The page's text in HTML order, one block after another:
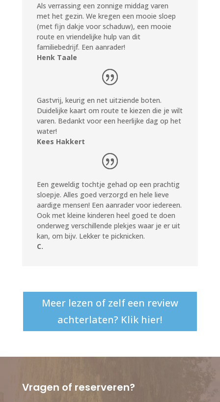
Als verrassing een zonnige middag varen
met het gezin. We kregen een mooie sloep
(met fijn dakje voor schaduw), een mooie
route en vriendelijke hulp van dit
familiebedrijf. Een aanrader!
Henk Taale
Gastvrij, keurig en net uitziende boten.
Duidelijke kaart om route te kiezen die je wilt
varen. Bedankt voor een heerlijke dag op het
water!
Kees Hakkert
Een geweldig tochtje gehad op een prachtig
sloepje. Alles goed verzorgd en hele lieve
aardige mensen! Een aanrader voor iedereen.
Ook met kleine kinderen heel goed te doen
onderweg verschillende plekjes waar je er uit
kan, om bijv. Lekker te picknicken.
C.
Meer lezen of zelf een review
achterlaten? Klik hier!
Vragen of reserveren?